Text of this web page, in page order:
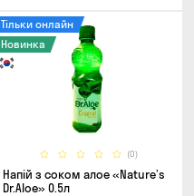
(0)
Тільки онлайн
Новинка
Напій з соком алое «Nature’s
Dr.Aloe» 0.5л